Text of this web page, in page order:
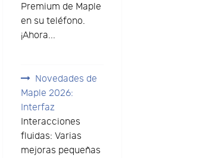
Premium de Maple
en su teléfono.
¡Ahora...
Novedades de
Maple 2026:
Interfaz
Interacciones
fluidas: Varias
mejoras pequeñas